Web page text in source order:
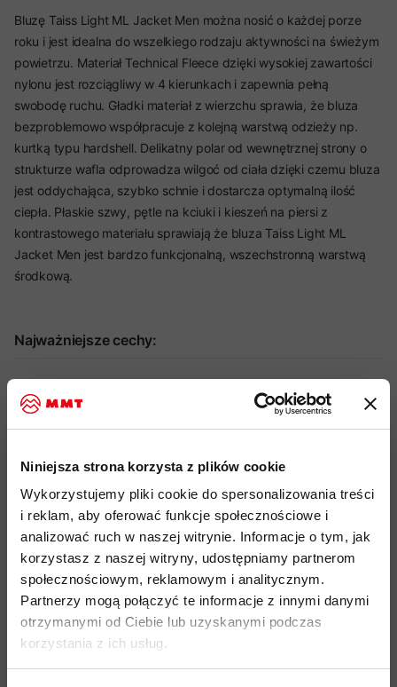
Niniejsza strona korzysta z plików cookie
Wykorzystujemy pliki cookie do spersonalizowania treści
i reklam, aby oferować funkcje społecznościowe i
analizować ruch w naszej witrynie. Informacje o tym, jak
korzystasz z naszej witryny, udostępniamy partnerom
społecznościowym, reklamowym i analitycznym.
Partnerzy mogą połączyć te informacje z innymi danymi
otrzymanymi od Ciebie lub uzyskanymi podczas
korzystania z ich usług.
Bluzę Taiss Light ML Jacket Men można nosić o każdej porze
roku i jest idealna do wszelkiego rodzaju aktywności na świeżym
powietrzu. Materiał Technical Fleece dzięki wysokiej zawartości
nylonu jest rozciągliwy w 4 kierunkach i zapewnia pełną
swobodę ruchu. Gładki materiał z wierzchu sprawia, że bluza
bezproblemowo współpracuje z kolejną warstwą odzieży np.
kurtką typu hardshell. Delikatny polar od wewnętrznej strony o
strukturze wafla odprowadza wilgoć od ciała dzięki czemu bluza
jest oddychająca, szybko schnie i dostarcza optymalną ilość
ciepła. Płaskie szwy, pętle na kciuki i kieszeń na piersi z
kontrastowego materiału sprawiają że bluza Taiss Light ML
Jacket Men jest bardzo funkcjonalną, wszechstronną warstwą
środkową.
Najważniejsze cechy:
Alpinizm, Wspinaczka, Skitouring,
Hiking, Narciarstwo, Via Ferrata
wykonany zmieszanki poliestru, elastanu i dodatkowo
wewnętrzna struktura polarowego waflazwiększa
odprowadzanie wilgoci, zapobiega wychłodzeniu podczas
aktywności i szybko schnie
bardzo dobry stosunek ilości generowanego ciepła do wagi
bluzy
1-wózkowy zamek błyskawiczny YKKzapewniający płynną
pracę